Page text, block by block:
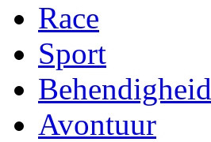
Race
Sport
Behendigheid
Avontuur